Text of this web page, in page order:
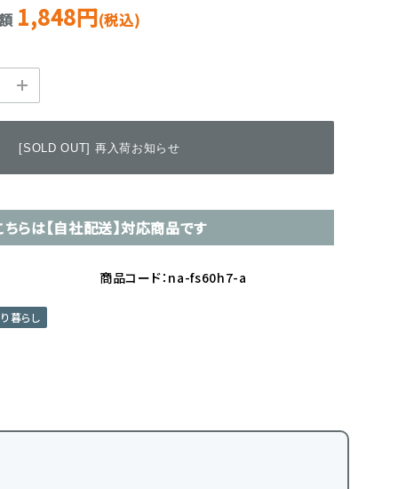
1,848円(税込)
[SOLD OUT] 再入荷お知らせ
ちらは【自社配送】対応商品です
商品コード：na-fs60h7-a
暮らし